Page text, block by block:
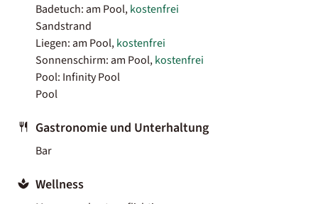
Badetuch: am Pool,kostenfrei
Sandstrand
Liegen: am Pool,kostenfrei
Sonnenschirm: am Pool,kostenfrei
Pool: Infinity Pool
Pool
Gastronomie und Unterhaltung
Bar
Wellness